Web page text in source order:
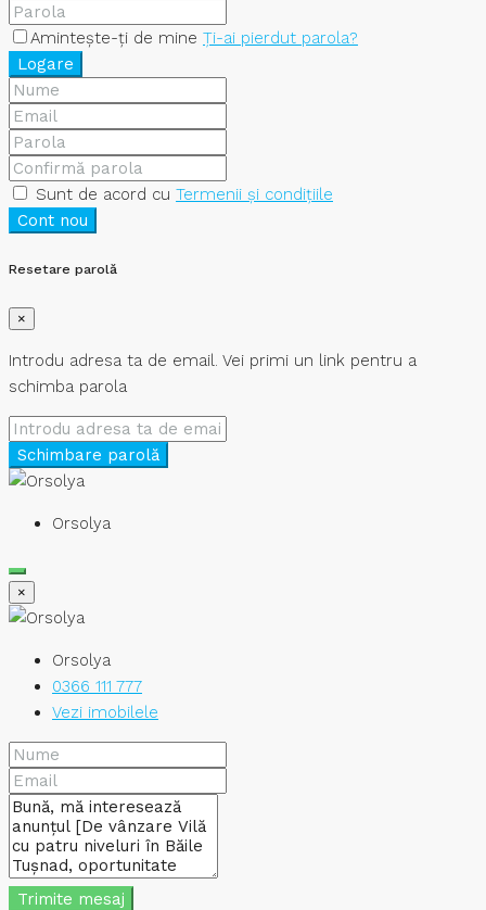
Amintește-ți de mine Ți-ai pierdut parola?
Logare
Sunt de acord cu Termenii și condițiile
Cont nou
Resetare parolă
×
Introdu adresa ta de email. Vei primi un link pentru a
schimba parola
Schimbare parolă
Orsolya
×
Orsolya
0366 111 777
Vezi imobilele
Trimite mesaj